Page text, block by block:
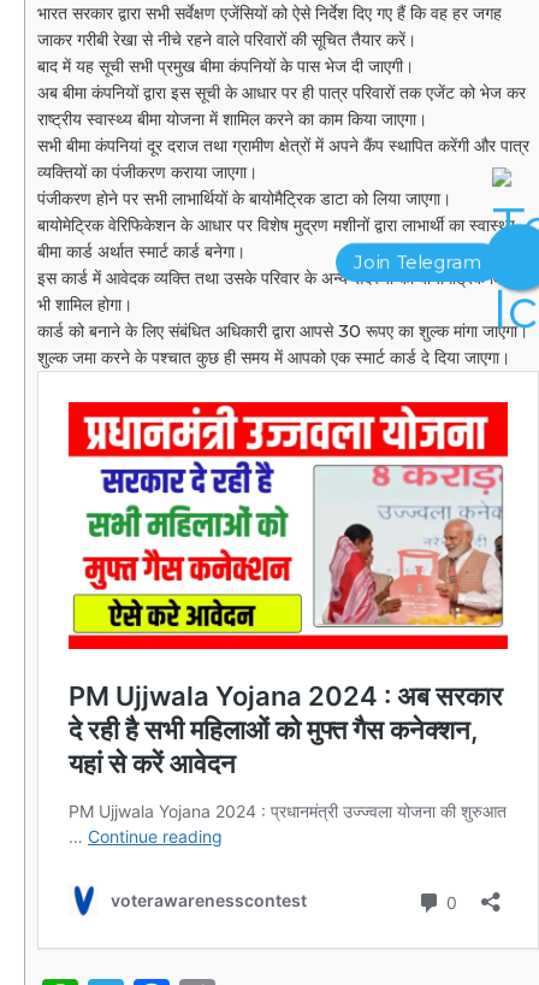
भारत सरकार द्वारा सभी सर्वेक्षण एजेंसियों को ऐसे निर्देश दिए गए हैं कि वह हर जगह
जाकर गरीबी रेखा से नीचे रहने वाले परिवारों की सूचित तैयार करें।
बाद में यह सूची सभी प्रमुख बीमा कंपनियों के पास भेज दी जाएगी।
अब बीमा कंपनियों द्वारा इस सूची के आधार पर ही पात्र परिवारों तक एजेंट को भेज कर
राष्ट्रीय स्वास्थ्य बीमा योजना में शामिल करने का काम किया जाएगा।
सभी बीमा कंपनियां दूर दराज तथा ग्रामीण क्षेत्रों में अपने कैंप स्थापित करेंगी और पात्र
व्यक्तियों का पंजीकरण कराया जाएगा।
पंजीकरण होने पर सभी लाभार्थियों के बायोमैट्रिक डाटा को लिया जाएगा।
बायोमेट्रिक वेरिफिकेशन के आधार पर विशेष मुद्रण मशीनों द्वारा लाभार्थी का स्वास्थ्य
बीमा कार्ड अर्थात स्मार्ट कार्ड बनेगा।
इस कार्ड में आवेदक व्यक्ति तथा उसके परिवार के अन्य सदस्यों का बायोमेट्रिक विवरण
भी शामिल होगा।
कार्ड को बनाने के लिए संबंधित अधिकारी द्वारा आपसे 30 रूपए का शुल्क मांगा जाएगा।
शुल्क जमा करने के पश्चात कुछ ही समय में आपको एक स्मार्ट कार्ड दे दिया जाएगा।